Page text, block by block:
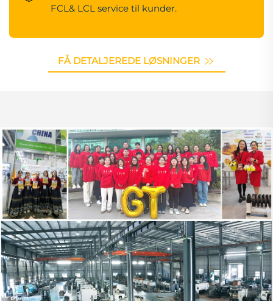
FCL& LCL service til kunder.
FÅ DETALJEREDE LØSNINGER